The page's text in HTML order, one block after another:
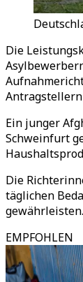
Die
Ein junger
Schweinfurt
Die
täglichen
gewährleisten.
EMPFOHLEN